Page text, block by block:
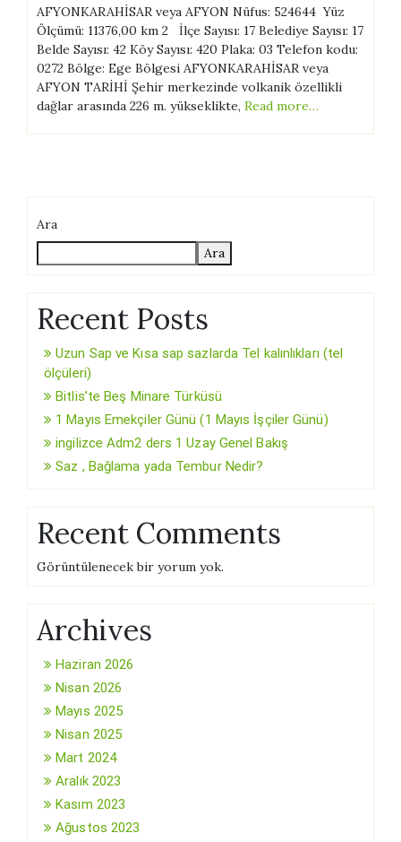
AFYONKARAHİSAR veya AFYON Nüfus: 524644 Yüz
Ölçümü: 11376,00 km 2 İlçe Sayısı: 17 Belediye Sayısı: 17
Belde Sayısı: 42 Köy Sayısı: 420 Plaka: 03 Telefon kodu:
0272 Bölge: Ege Bölgesi AFYONKARAHİSAR veya
AFYON TARİHİ Şehir merkezinde volkanik özellikli
dağlar arasında 226 m. yükseklikte, Read more…
Ara
Ara
Recent Posts
Uzun Sap ve Kısa sap sazlarda Tel kalınlıkları (tel
ölçüleri)
Bitlis’te Beş Minare Türküsü
1 Mayıs Emekçiler Günü (1 Mayıs İşçiler Günü)
ingilizce Adm2 ders 1 Uzay Genel Bakış
Saz , Bağlama yada Tembur Nedir?
Recent Comments
Görüntülenecek bir yorum yok.
Archives
Haziran 2026
Nisan 2026
Mayıs 2025
Nisan 2025
Mart 2024
Aralık 2023
Kasım 2023
Ağustos 2023